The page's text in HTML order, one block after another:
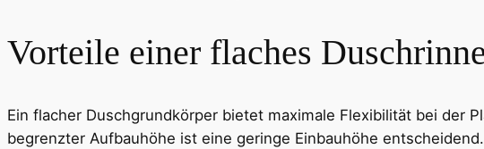
Vorteile einer flaches
Ein flacher Duschgrundkörper bietet maximale Flexibilität bei der
begrenzter Aufbauhöhe ist eine geringe Einbauhöhe